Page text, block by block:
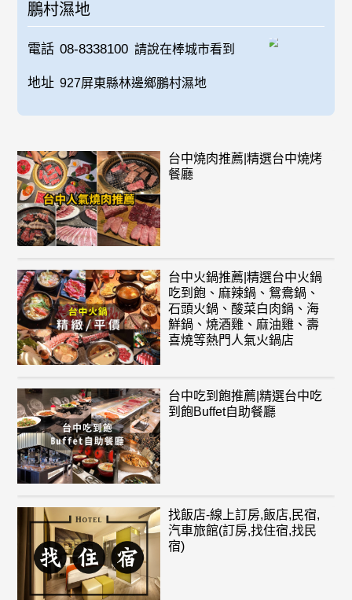
鵬村濕地
電話 08-8338100 請說在棒城市看到
地址 927屏東縣林邊鄉鵬村濕地
台中燒肉推薦|精選台中燒烤
餐廳
台中火鍋推薦|精選台中火鍋
吃到飽、麻辣鍋、鴛鴦鍋、
石頭火鍋、酸菜白肉鍋、海
鮮鍋、燒酒雞、麻油雞、壽
喜燒等熱門人氣火鍋店
台中吃到飽推薦|精選台中吃
到飽Buffet自助餐廳
找飯店-線上訂房,飯店,民宿,
汽車旅館(訂房,找住宿,找民
宿)